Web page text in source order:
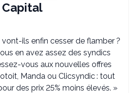
vont-ils enfin cesser de flamber ?
en avez ­assez des syndics
­vous aux nouvelles offres
Manda ou Clicsyndic : tout
des prix 25% moins élevés. »